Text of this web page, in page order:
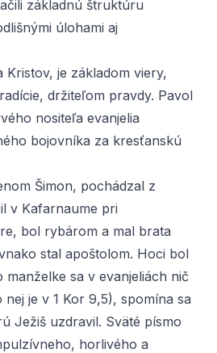
základnú štruktúru
úlohami aj
je základom viery,
držiteľom pravdy. Pavol
nositeľa evanjelia
bojovníka za kresťanskú
Šimon, pochádzal z
v Kafarnaume pri
bol rybárom a mal brata
stal apoštolom. Hoci bol
manželke sa v evanjeliách nič
je v 1 Kor 9,5), spomína sa
Ježiš uzdravil. Sväté písmo
horlivého a